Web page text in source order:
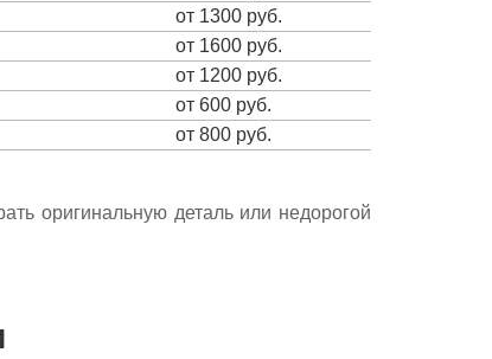
от 1300 руб.
от 1600 руб.
от 1200 руб.
от 600 руб.
от 800 руб.
оригинальную деталь или недорогой